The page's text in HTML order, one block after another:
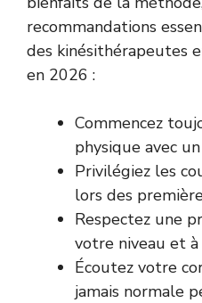
recommandations
des kinésithérapeutes
en 2026 :
Commencez
physique avec
Privilégiez les
lors des
Respectez une
votre niveau et
Écoutez votre
jamais normale